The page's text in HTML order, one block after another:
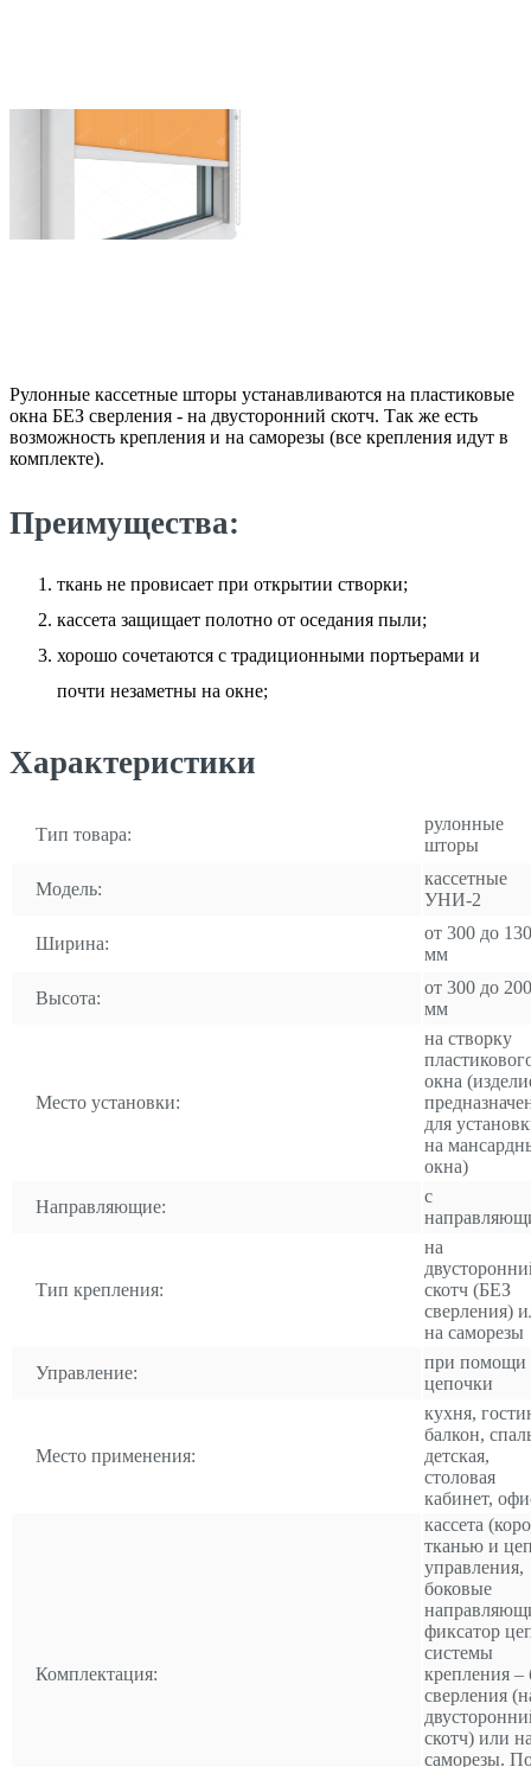
Рулонные кассетные шторы устанавливаются на пластиковые
окна БЕЗ сверления - на двусторонний скотч. Так же есть
возможность крепления и на саморезы (все крепления идут в
комплекте).
Преимущества:
ткань не провисает при открытии створки;
кассета защищает полотно от оседания пыли;
хорошо сочетаются с традиционными портьерами и
почти незаметны на окне;
Характеристики
Тип товара:
рулонные
шторы
Модель:
кассетные
УНИ-2
Ширина:
от 300 до
мм
Высота:
от 300 до
мм
Место установки:
на створку
окна
для
на
окна)
Направляющие:
с
Тип крепления:
на
скотч (БЕЗ
сверления)
на саморезы
Управление:
при помощи
цепочки
Место применения:
кухня,
балкон,
детская,
столовая
кабинет,
Комплектация:
кассета
тканью и
управления,
боковые
фиксатор
системы
крепления –
сверления
скотч) или
саморезы.